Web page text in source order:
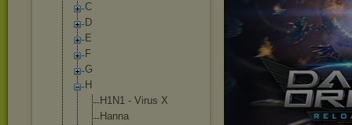
C
D
E
F
G
H
H1N1 - Virus X
Hanna